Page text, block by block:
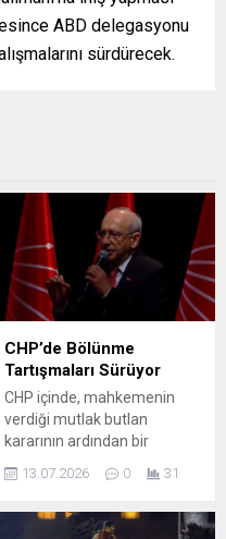
ABD delegasyonu
sürdürecek.
CHP’de Bölünme
Tartışmaları Sürüyor
CHP içinde, mahkemenin
verdiği mutlak butlan
kararının ardından bir
tartışması devam ediyor.
çevresinin yeni bir parti
13.07.2026 0 31